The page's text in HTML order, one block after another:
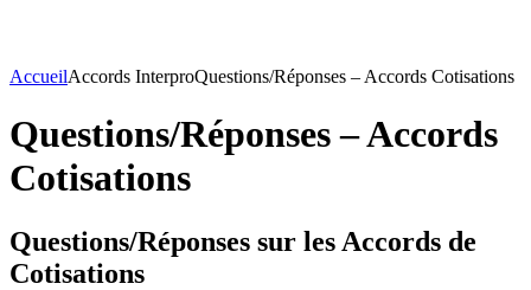
AccueilAccords InterproQuestions/Réponses – Accords Cotisations
Questions/Réponses – Accords
Cotisations
Questions/Réponses sur les Accords de
Cotisations